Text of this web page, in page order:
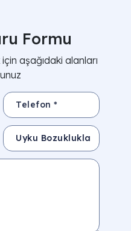
Formu
aşağıdaki alanları
Telefon *
Konu